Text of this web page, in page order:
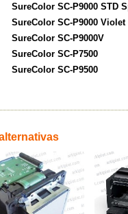
SureColor SC-P9000 STD
SureColor SC-P9000 Violet
SureColor SC-P9000V
SureColor SC-P7500
SureColor SC-P9500